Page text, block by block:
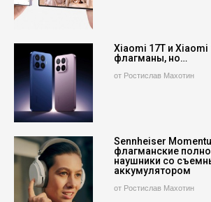
Xiaomi 17T и Xiaomi
флагманы, но…
от Ростислав Махотин
Sennheiser
флагманские
наушники со
аккумулятором
от Ростислав Махотин